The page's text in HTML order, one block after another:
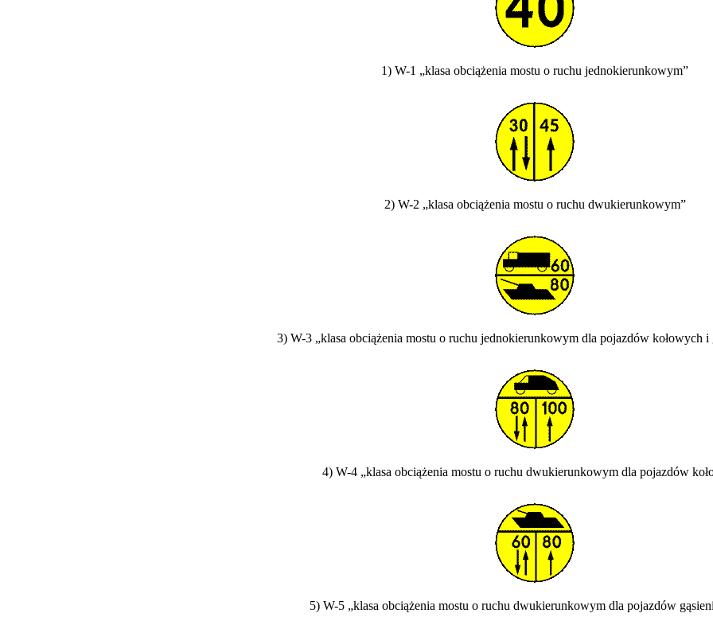
1) W-1 „klasa obciążenia mostu o ruchu jednokierunkowym”
2) W-2 „klasa obciążenia mostu o ruchu dwukierunkowym”
3) W-3 „klasa obciążenia mostu o ruchu jednokierunkowym dla pojazdów kołowych i
4) W-4 „klasa obciążenia mostu o ruchu dwukierunkowym dla pojazdów
5) W-5 „klasa obciążenia mostu o ruchu dwukierunkowym dla pojazdów